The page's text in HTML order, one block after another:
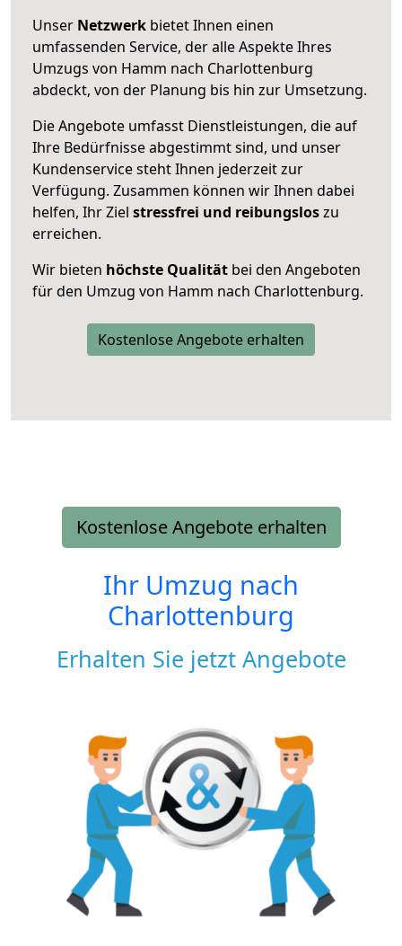
Unser Netzwerk bietet Ihnen einen
umfassenden Service, der alle Aspekte Ihres
Umzugs von Hamm nach Charlottenburg
abdeckt, von der Planung bis hin zur Umsetzung.
Die Angebote umfasst Dienstleistungen, die auf
Ihre Bedürfnisse abgestimmt sind, und unser
Kundenservice steht Ihnen jederzeit zur
Verfügung. Zusammen können wir Ihnen dabei
helfen, Ihr Ziel stressfrei und reibungsloszu
erreichen.
Wir bieten höchste Qualität bei den Angeboten
für den Umzug von Hamm nach Charlottenburg.
Kostenlose Angebote erhalten
Kostenlose Angebote erhalten
Ihr Umzug nach
Charlottenburg
Erhalten Sie jetzt Angebote